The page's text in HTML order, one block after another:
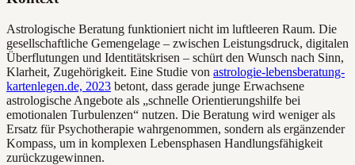
Astrologische Beratung funktioniert nicht im luftleeren Raum. Die
gesellschaftliche Gemengelage – zwischen Leistungsdruck, digitalen
Überflutungen und Identitätskrisen – schürt den Wunsch nach Sinn,
Klarheit, Zugehörigkeit. Eine Studie von astrologie-lebensberatung-
kartenlegen.de, 2023 betont, dass gerade junge Erwachsene
astrologische Angebote als „schnelle Orientierungshilfe bei
emotionalen Turbulenzen“ nutzen. Die Beratung wird weniger als
Ersatz für Psychotherapie wahrgenommen, sondern als ergänzender
Kompass, um in komplexen Lebensphasen Handlungsfähigkeit
zurückzugewinnen.